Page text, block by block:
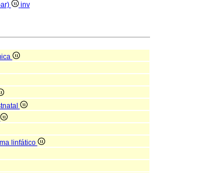
inv
linfático